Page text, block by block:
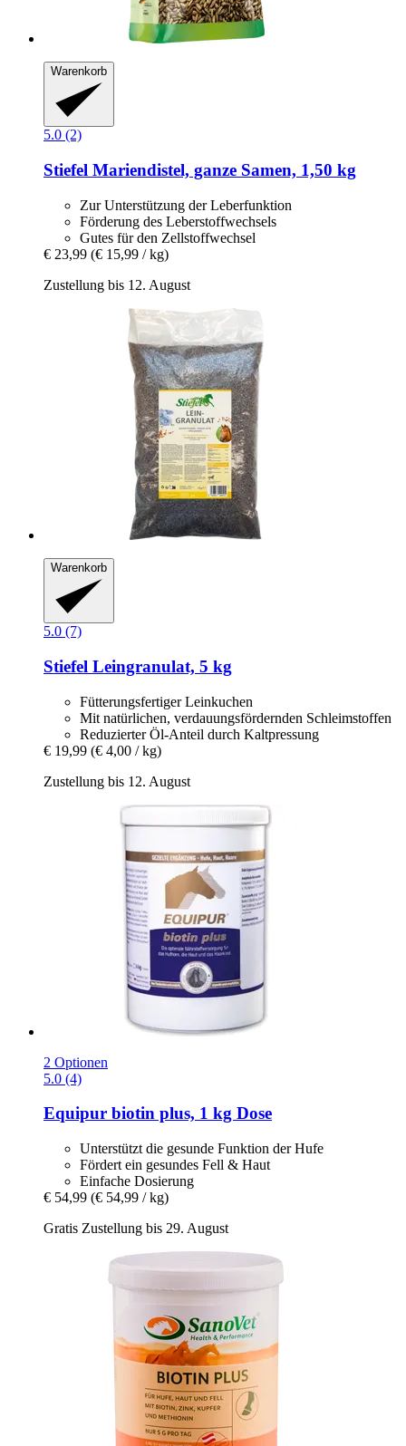
Warenkorb
5.0 (2)
Stiefel Mariendistel, ganze Samen, 1,50 kg
Zur Unterstützung der Leberfunktion
Förderung des Leberstoffwechsels
Gutes für den Zellstoffwechsel
€ 23,99 (€ 15,99 / kg)
Zustellung bis 12. August
Warenkorb
5.0 (7)
Stiefel Leingranulat, 5 kg
Fütterungsfertiger Leinkuchen
Mit natürlichen, verdauungsfördernden Schleimstoffen
Reduzierter Öl-Anteil durch Kaltpressung
€ 19,99 (€ 4,00 / kg)
Zustellung bis 12. August
2 Optionen
5.0 (4)
Equipur biotin plus, 1 kg Dose
Unterstützt die gesunde Funktion der Hufe
Fördert ein gesundes Fell & Haut
Einfache Dosierung
€ 54,99 (€ 54,99 / kg)
Gratis Zustellung bis 29. August